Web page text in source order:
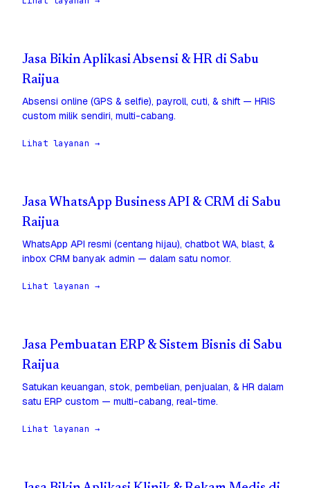
Jasa Bikin Aplikasi Absensi & HR di Sabu
Raijua
Absensi online (GPS & selfie), payroll, cuti, & shift — HRIS
custom milik sendiri, multi-cabang.
Lihat layanan →
Jasa WhatsApp Business API & CRM di Sabu
Raijua
WhatsApp API resmi (centang hijau), chatbot WA, blast, &
inbox CRM banyak admin — dalam satu nomor.
Lihat layanan →
Jasa Pembuatan ERP & Sistem Bisnis di Sabu
Raijua
Satukan keuangan, stok, pembelian, penjualan, & HR dalam
satu ERP custom — multi-cabang, real-time.
Lihat layanan →